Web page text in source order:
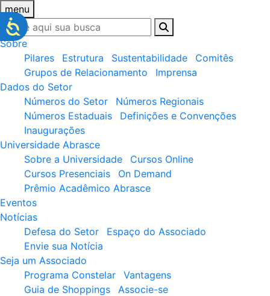
menu
Sobre
Pilares
Estrutura Sustentabilidade
Comitês
Grupos de Relacionamento
Imprensa
Dados do Setor
Números do Setor
Números Regionais
Números Estaduais
Definições e Convenções
Inaugurações
Universidade Abrasce
Sobre a Universidade
Cursos Online
Cursos Presenciais
On Demand
Prêmio Acadêmico Abrasce
Eventos
Notícias
Defesa do Setor
Espaço do Associado
Envie sua Notícia
Seja um Associado
Programa Constelar
Vantagens
Guia de Shoppings
Associe-se